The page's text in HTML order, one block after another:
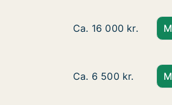
Lägenhet att hyra i
Ca. 16 000 kr.
Lägenhet att hyra i
Ca. 6 500 kr.